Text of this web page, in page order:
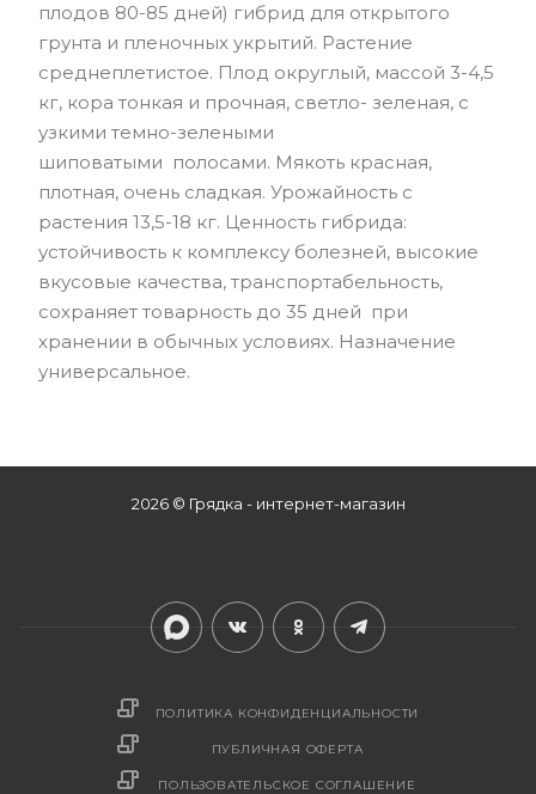
плодов 80-85 дней) гибрид для открытого
грунта и пленочных укрытий. Растение
среднеплетистое. Плод округлый, массой 3-4,5
кг, кора тонкая и прочная, светло- зеленая, с
узкими темно-зелеными
шиповатыми полосами. Мякоть красная,
плотная, очень сладкая. Урожайность с
растения 13,5-18 кг. Ценность гибрида:
устойчивость к комплексу болезней, высокие
вкусовые качества, транспортабельность,
сохраняет товарность до 35 дней при
хранении в обычных условиях. Назначение
универсальное.
2026 © Грядка - интернет-магазин
ПОЛИТИКА КОНФИДЕНЦИАЛЬНОСТИ
ПУБЛИЧНАЯ ОФЕРТА
ПОЛЬЗОВАТЕЛЬСКОЕ СОГЛАШЕНИЕ